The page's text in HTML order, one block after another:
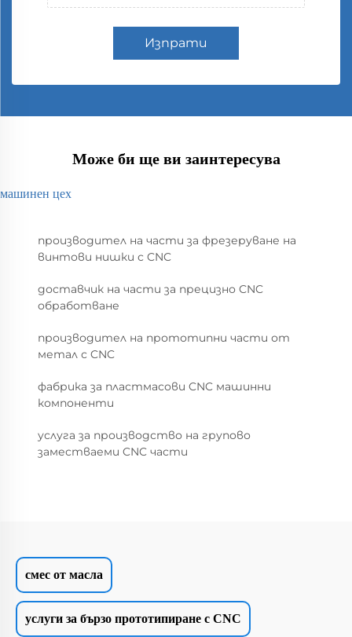
Изпрати
Може би ще ви заинтересува
машинен цех
производител на части за фрезеруване на
винтови нишки с CNC
доставчик на части за прецизно CNC
обработване
производител на прототипни части от
метал с CNC
фабрика за пластмасови CNC машинни
компоненти
услуга за производство на групово
заместваеми CNC части
смес от масла
услуги за бързо прототипиране с CNC